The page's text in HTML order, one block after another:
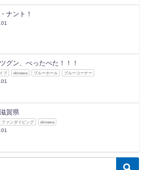
ナント！
グン、べったべた！！！
ブ okinawa ブルーホール ブルーコーナー
賀県
ファンダイビング okinawa